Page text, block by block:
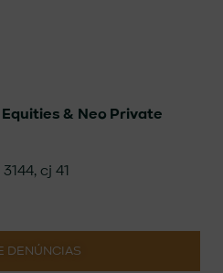
Equities & Neo Private
cj 41
DENÚNCIAS